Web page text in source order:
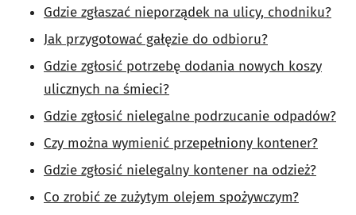
Gdzie zgłaszać nieporządek na ulicy, chodniku?
Jak przygotować gałęzie do odbioru?
Gdzie zgłosić potrzebę dodania nowych koszy
ulicznych na śmieci?
Gdzie zgłosić nielegalne podrzucanie odpadów?
Czy można wymienić przepełniony kontener?
Gdzie zgłosić nielegalny kontener na odzież?
Co zrobić ze zużytym olejem spożywczym?